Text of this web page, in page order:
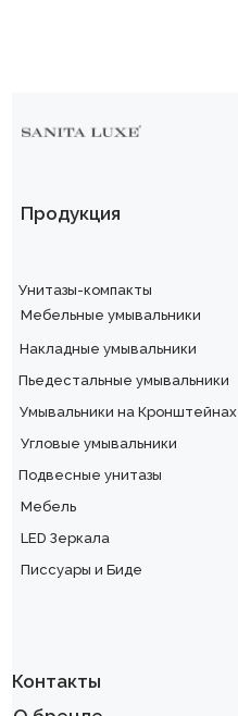
Продукция
Унитазы-компакты
Подвесные унитазы
Мебельные умывальники
Пьедестальные умывальники
Умывальники на Кронштейнах
Угловые умывальники
Накладные умывальники
Контакты
Мебель
LED Зеркала
Писсуары и Биде